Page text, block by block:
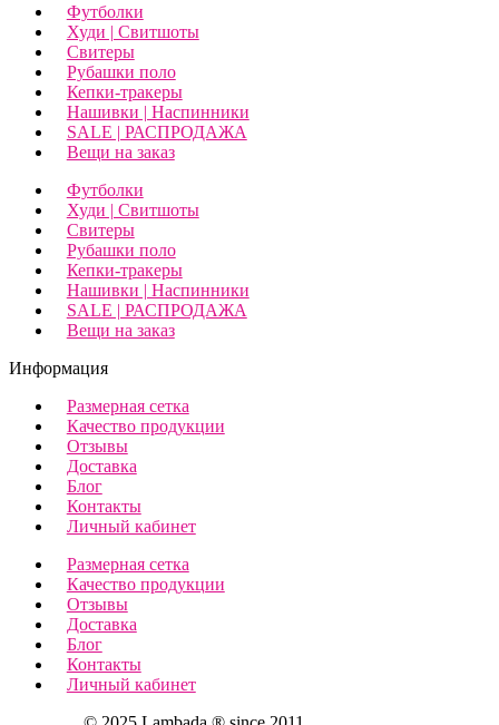
Футболки
Худи | Свитшоты
Свитеры
Рубашки поло
Кепки-тракеры
Нашивки | Наспинники
SALE | РАСПРОДАЖА
Вещи на заказ
Футболки
Худи | Свитшоты
Свитеры
Рубашки поло
Кепки-тракеры
Нашивки | Наспинники
SALE | РАСПРОДАЖА
Вещи на заказ
Информация
Размерная сетка
Качество продукции
Отзывы
Доставка
Блог
Контакты
Личный кабинет
Размерная сетка
Качество продукции
Отзывы
Доставка
Блог
Контакты
Личный кабинет